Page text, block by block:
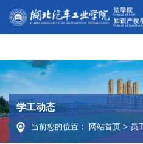
TapTap点点(原188改
学工动态
当前您的位置： 网站首页 >员